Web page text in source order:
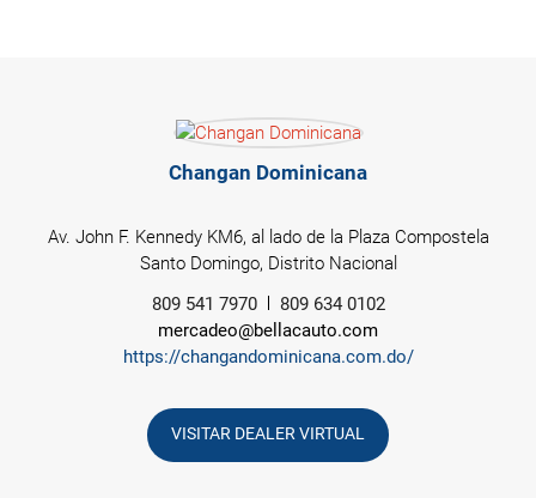
Changan Dominicana
Av. John F. Kennedy KM6, al lado de la Plaza Compostela
Santo Domingo, Distrito Nacional
809 541 7970
809 634 0102
mercadeo@bellacauto.com
https://changandominicana.com.do/
VISITAR DEALER VIRTUAL